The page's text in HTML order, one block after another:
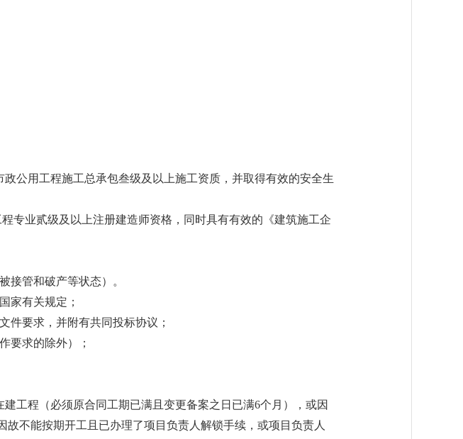
公用工程施工总承包叁级及以上施工资质，并取得有效的安全生
专业贰级及以上注册建造师资格，同时具有有效的《建筑施工企
接管和破产等状态）。
家有关规定；
件要求，并附有共同投标协议；
要求的除外）；
工程（必须原合同工期已满且变更备案之日已满6个月），或因
不能按期开工且已办理了项目负责人解锁手续，或项目负责人